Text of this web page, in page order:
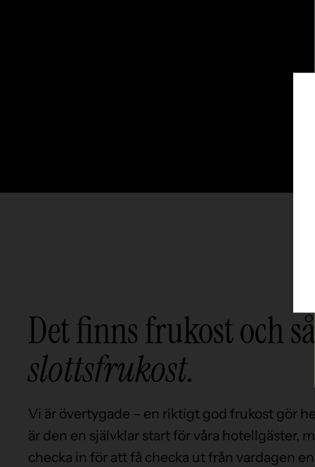
Det finns frukost och
slottsfrukost.
Vi är övertygade – en riktigt god frukost gör
är den en självklar start för våra hotellgäster,
checka in för att få checka ut från vardagen